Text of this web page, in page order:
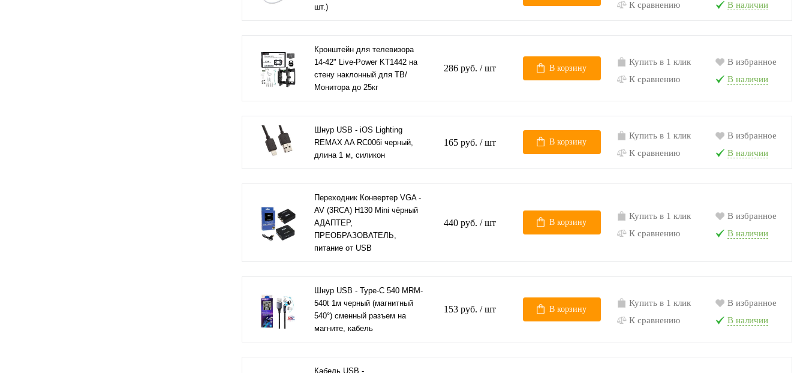
шт.)
К сравнению
В наличии
Кронштейн для телевизора
14-42" Live-Power KT1442 на
стену наклонный для ТВ/
Монитора до 25кг
286 руб. / шт В корзину
Купить в 1 клик
К сравнению
В избранное
В наличии
Шнур USB - iOS Lighting
REMAX AA RC006i черный,
длина 1 м, силикон
165 руб. / шт В корзину
Купить в 1 клик
К сравнению
В избранное
В наличии
Переходник Конвертер VGA -
AV (3RCA) H130 Mini чёрный
АДАПТЕР,
ПРЕОБРАЗОВАТЕЛЬ,
питание от USB
440 руб. / шт В корзину
Купить в 1 клик
К сравнению
В избранное
В наличии
Шнур USB - Type-C 540 MRM-
540t 1м черный (магнитный
540°) сменный разъем на
магните, кабель
153 руб. / шт В корзину
Купить в 1 клик
К сравнению
В избранное
В наличии
Кабель USB -